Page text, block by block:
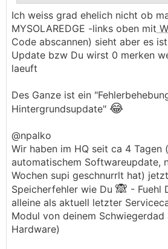
..
Ich weiss grad ehelich nicht ob
MYSOLAREDGE -links oben mit
Code abscannen) sieht aber es
Update bzw Du wirst 0 merken
laeuft
Des Ganze ist ein
Hintergrundsupdate" 😂
@npalko
Wir haben im HQ seit ca 4 Tagen
automatischem Softwareupdate,
Wochen supi geschnurrlt hat)
Speicherfehler wie Du 🙈 - Fuehl
alleine als aktuell letzter
Modul von deinem Schwiegerdad
Hardware)